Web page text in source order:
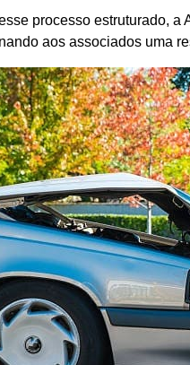
processo estruturado,
aos associados uma